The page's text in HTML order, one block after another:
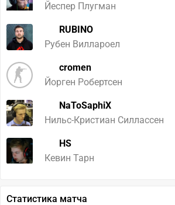
Йеспер Плугман
RUBINO
Рубен Виллароел
cromen
Йорген Робертсен
NaToSaphiX
Нильс-Кристиан Силлассен
HS
Кевин Тарн
Статистика матча